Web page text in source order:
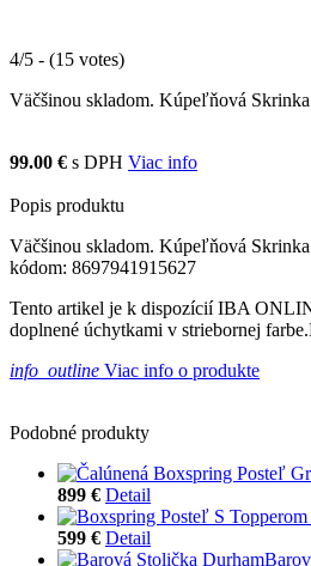
4/5 - (15 votes)
Väčšinou skladom. Kúpeľňová
99.00 € s DPH Viac info
Popis produktu
Väčšinou skladom. Kúpeľňová
kódom: 8697941915627
Tento artikel je k dispozícií IBA
doplnené úchytkami v striebornej
info_outline Viac info o produkte
Podobné produkty
899 € Detail
599 € Detail